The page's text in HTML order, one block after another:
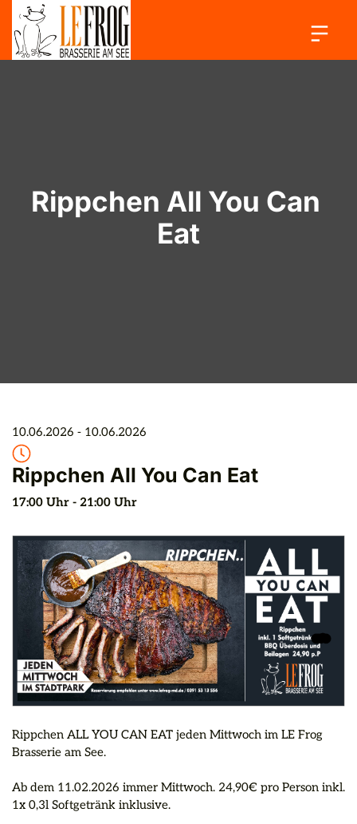
Rippchen All You Can
Eat
10.06.2026 - 10.06.2026
Rippchen All You Can Eat
17:00 Uhr - 21:00 Uhr
Rippchen ALL YOU CAN EAT jeden Mittwoch im LE Frog
Brasserie am See.
Ab dem 11.02.2026 immer Mittwoch. 24,90€ pro Person inkl.
1x 0,3l Softgetränk inklusive.